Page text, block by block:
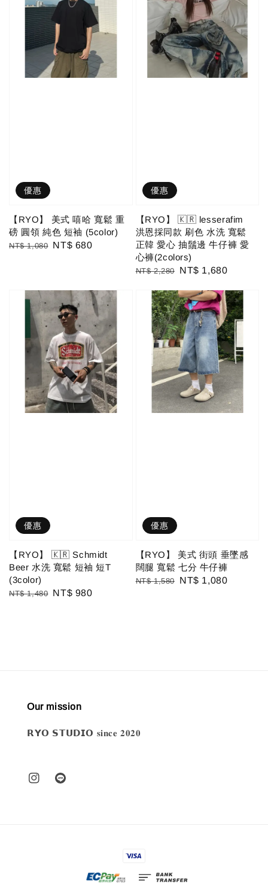
優惠
【RYO】 美式 嘻哈 寬鬆 重
磅 圓領 純色 短袖 (5color)
Regular
NT$ 1,080 Sale
NT$ 680
優惠
【RYO】 🇰🇷 lesserafim
洪恩採同款 刷色 水洗 寬鬆
正韓 愛心 抽鬚邊 牛仔褲 愛
心褲(2colors)
Regular
NT$ 2,280
Sale
NT$ 1,680
優惠
【RYO】 🇰🇷 Schmidt
Beer 水洗 寬鬆 短袖 短T
(3color)
Regular
NT$ 1,480 Sale
NT$ 980
優惠
【RYO】 美式 街頭 垂墜感
闊腿 寬鬆 七分 牛仔褲
Regular
NT$ 1,580
Sale
NT$ 1,080
Our mission
𝗥𝗬𝗢 𝗦𝗧𝗨𝗗𝗜𝗢 𝐬𝐢𝐧𝐜𝐞 𝟐𝟎𝟐𝟎